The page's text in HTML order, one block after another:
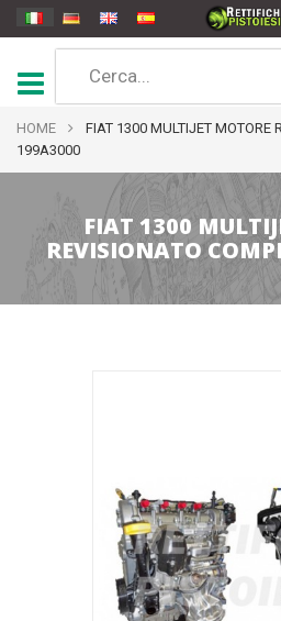
HOME
FIAT 1300 MULTIJET MOTORE
199A3000
FIAT 1300
REVISIONATO